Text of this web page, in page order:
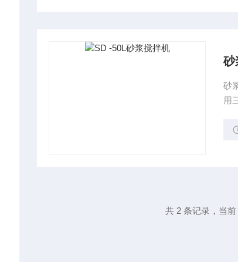
砂
砂
用
共 2 条记录，当